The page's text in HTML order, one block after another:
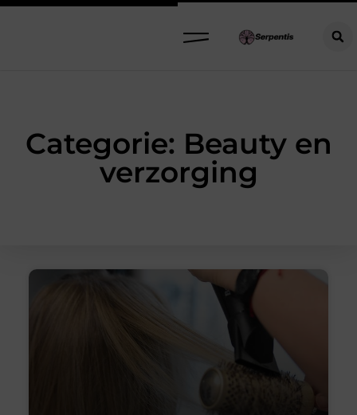
Categorie: Beauty en
verzorging